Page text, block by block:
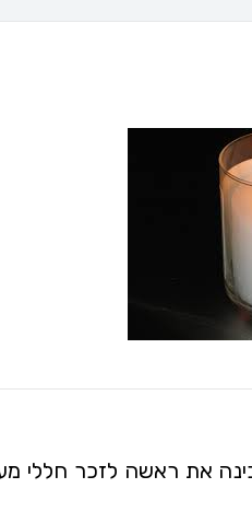
את ראשה לזכר חללי